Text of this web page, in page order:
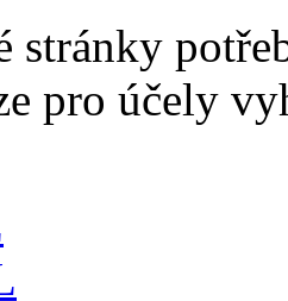
stránky
pro účely